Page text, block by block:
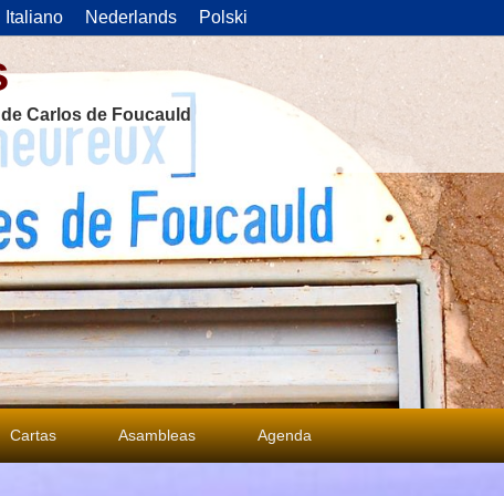
Italiano Nederlands Polski
Carlos de Foucauld
Cartas Asambleas Agenda